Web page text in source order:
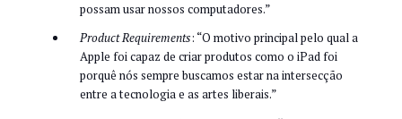
possam usar nossos computadores.”
Product Requirements: “O motivo principal pelo qual a
Apple foi capaz de criar produtos como o iPad foi
porquê nós sempre buscamos estar na intersecção
entre a tecnologia e as artes liberais.”